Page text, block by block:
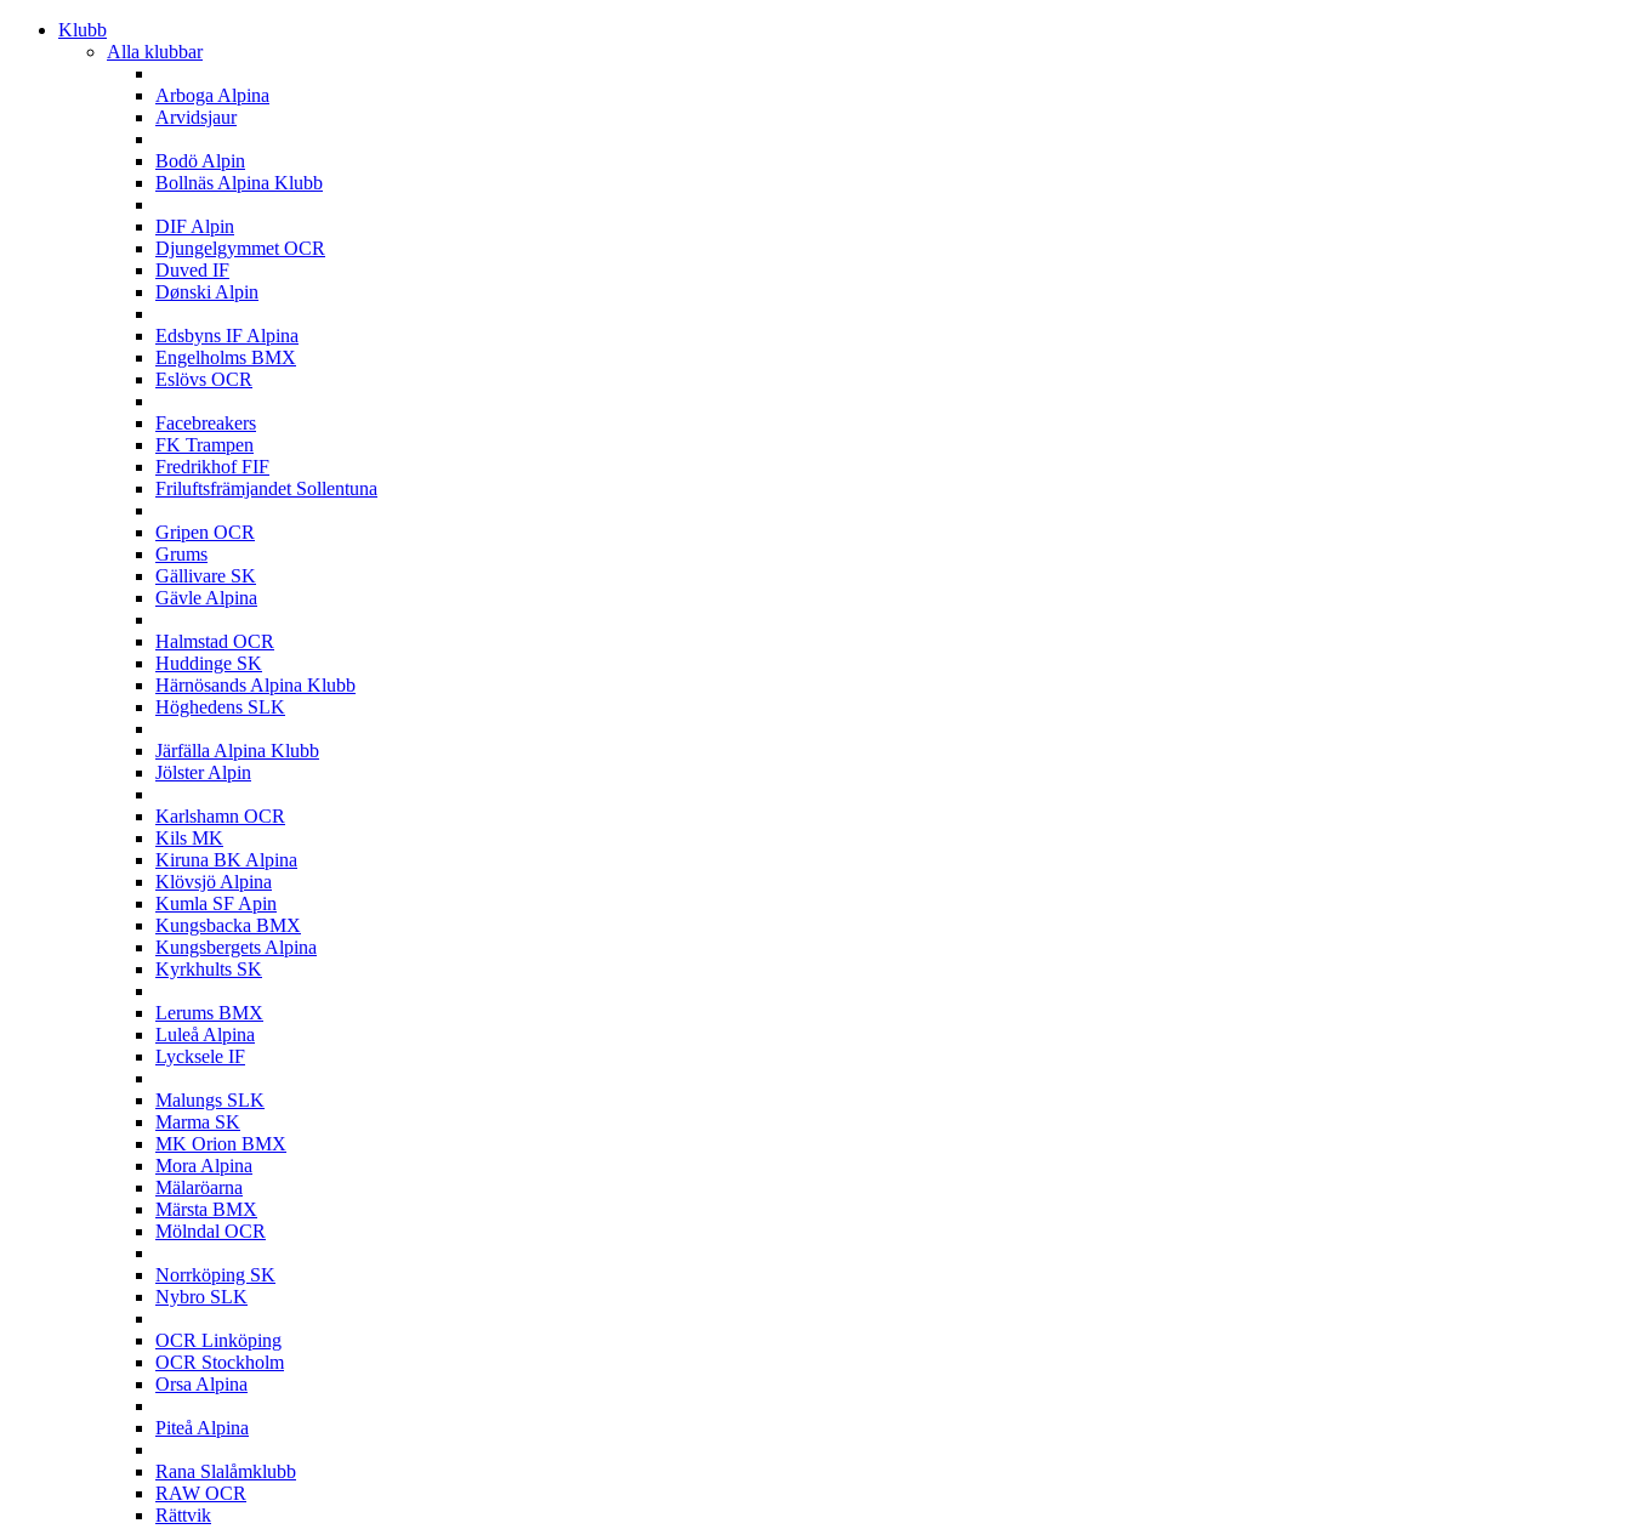
Klubb
Alla klubbar
Arboga Alpina
Arvidsjaur
Bodö Alpin
Bollnäs Alpina Klubb
DIF Alpin
Djungelgymmet OCR
Duved IF
Dønski Alpin
Edsbyns IF Alpina
Engelholms BMX
Eslövs OCR
Facebreakers
FK Trampen
Fredrikhof FIF
Friluftsfrämjandet Sollentuna
Gripen OCR
Grums
Gällivare SK
Gävle Alpina
Halmstad OCR
Huddinge SK
Härnösands Alpina Klubb
Höghedens SLK
Järfälla Alpina Klubb
Jölster Alpin
Karlshamn OCR
Kils MK
Kiruna BK Alpina
Klövsjö Alpina
Kumla SF Apin
Kungsbacka BMX
Kungsbergets Alpina
Kyrkhults SK
Lerums BMX
Luleå Alpina
Lycksele IF
Malungs SLK
Marma SK
MK Orion BMX
Mora Alpina
Mälaröarna
Märsta BMX
Mölndal OCR
Norrköping SK
Nybro SLK
OCR Linköping
OCR Stockholm
Orsa Alpina
Piteå Alpina
Rana Slalåmklubb
RAW OCR
Rättvik